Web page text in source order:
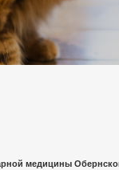
медицины